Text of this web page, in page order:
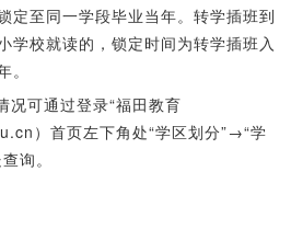
定至同一学段毕业当年。转学插班到
学校就读的，锁定时间为转学插班入
况可通过登录“福田教育
）首页左下角处“学区划分”→“学
询。